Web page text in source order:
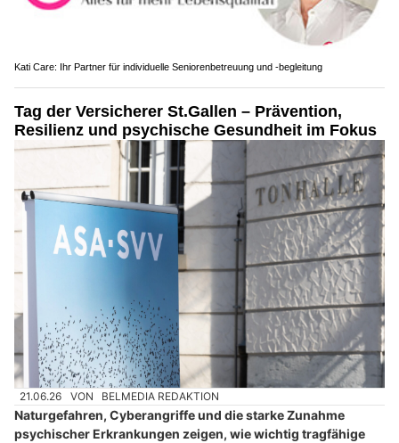
Kati Care: Ihr Partner für individuelle Seniorenbetreuung und -begleitung
Tag der Versicherer St.Gallen – Prävention,
Resilienz und psychische Gesundheit im Fokus
21.06.26 VON BELMEDIA REDAKTION
Naturgefahren, Cyberangriffe und die starke Zunahme
psychischer Erkrankungen zeigen, wie wichtig tragfähige